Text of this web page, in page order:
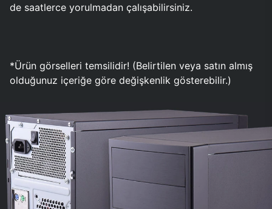
de saatlerce yorulmadan çalışabilirsiniz.
*Ürün görselleri temsilidir! (Belirtilen veya satın almış
olduğunuz içeriğe göre değişkenlik gösterebilir.)